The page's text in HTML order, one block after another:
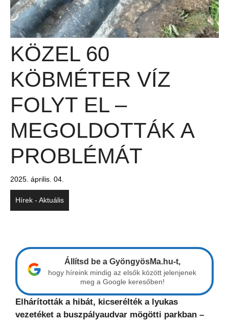
KÖZEL 60
KÖBMÉTER VÍZ
FOLYT EL –
MEGOLDOTTÁK A
PROBLÉMÁT
2025. április. 04.
Hírek - Aktuális
Állítsd be a GyöngyösMa.hu-t,
hogy híreink mindig az elsők között jelenjenek
meg a Google keresőben!
Elhárították a hibát, kicserélték a lyukas
vezetéket a buszpályaudvar mögötti parkban –